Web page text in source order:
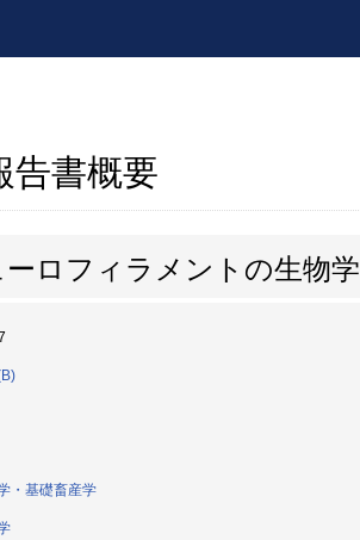
告書概要
ロフィラメントの生物
・基礎畜産学